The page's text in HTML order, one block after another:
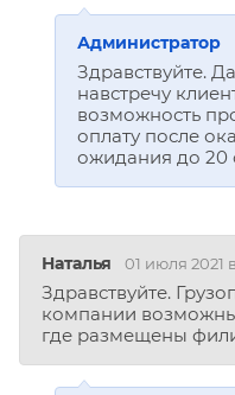
Администратор
Здравствуйте.
навстречу
возможность
оплату после
ожидания до 20
Наталья 01 июля 2021
Здравствуйте.
компании
где размещены